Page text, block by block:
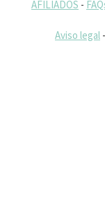
AFILIADOS -
Aviso legal